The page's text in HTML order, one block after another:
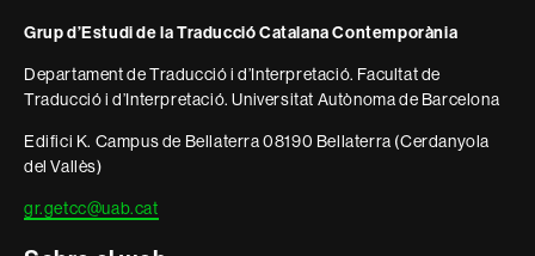
informació
legal
Grup d’Estudi de la Traducció Catalana Contemporània
Departament de Traducció i d’Interpretació. Facultat de
Traducció i d’Interpretació. Universitat Autònoma de Barcelona
Edifici K. Campus de Bellaterra 08190 Bellaterra (Cerdanyola
del Vallès)
gr.getcc@uab.cat